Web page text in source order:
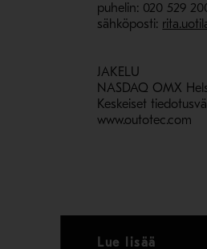
puhelin: 020 529
sähköposti:
JAKELU
NASDAQ OMX
Keskeiset
www.outotec.com
Lue lisää